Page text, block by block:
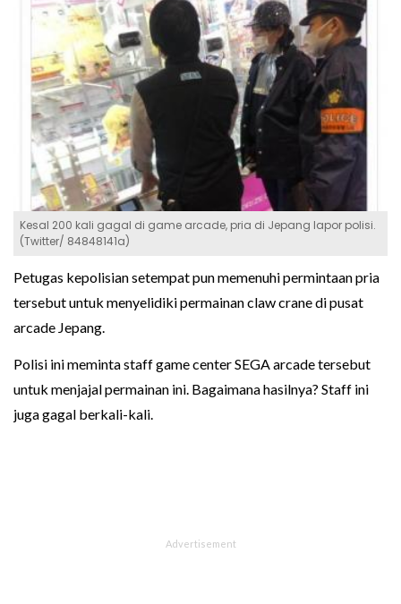
Kesal 200 kali gagal di game arcade, pria di Jepang lapor polisi.
(Twitter/ 84848141a)
Petugas kepolisian setempat pun memenuhi permintaan pria
tersebut untuk menyelidiki permainan claw crane di pusat
arcade Jepang.
Polisi ini meminta staff game center SEGA arcade tersebut
untuk menjajal permainan ini. Bagaimana hasilnya? Staff ini
juga gagal berkali-kali.